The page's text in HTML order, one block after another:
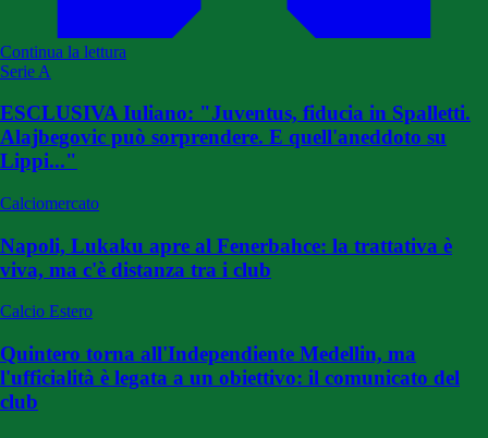
Continua la lettura
Serie A
ESCLUSIVA Iuliano: "Juventus, fiducia in Spalletti.
Alajbegovic può sorprendere. E quell'aneddoto su
Lippi..."
Calciomercato
Napoli, Lukaku apre al Fenerbahce: la trattativa è
viva, ma c'è distanza tra i club
Calcio Estero
Quintero torna all'Independiente Medellin, ma
l'ufficialità è legata a un obiettivo: il comunicato del
club